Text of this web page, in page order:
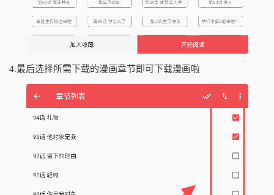
4.最后选择所需下载的漫画章节即可下载漫画啦